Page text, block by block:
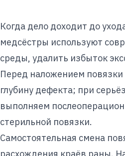
Когда дело доходит до
медсёстры используют
среды, удалить избыток
Перед наложением
глубину дефекта; при
выполняем
стерильной повязки.
Самостоятельная смена